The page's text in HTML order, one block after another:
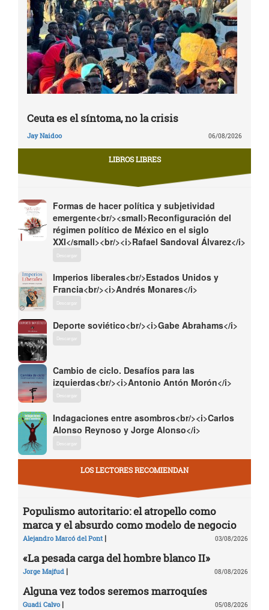
Ceuta es el síntoma, no la crisis
Jay Naidoo 06/08/2026
LIBROS LIBRES
Formas de hacer política y subjetividad
emergente<br/><small>Reconfiguración del
régimen político de México en el siglo
XXI</small><br/><i>Rafael Sandoval Álvarez</i>
Descargar
Imperios liberales<br/>Estados Unidos y
Francia<br/><i>Andrés Monares</i>
Descargar
Deporte soviético<br/><i>Gabe Abrahams</i>
Descargar
Cambio de ciclo. Desafíos para las
izquierdas<br/><i>Antonio Antón Morón</i>
Descargar
Indagaciones entre asombros<br/><i>Carlos
Alonso Reynoso y Jorge Alonso</i>
Descargar
LOS LECTORES RECOMIENDAN
Populismo autoritario: el atropello como
marca y el absurdo como modelo de negocio
Alejandro Marcó del Pont | 03/08/2026
«La pesada carga del hombre blanco II»
Jorge Majfud | 08/08/2026
Alguna vez todos seremos marroquíes
Guadi Calvo | 05/08/2026